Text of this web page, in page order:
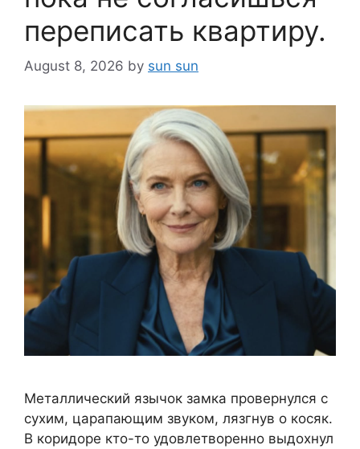
переписать квартиру.
August 8, 2026 by sun sun
Металлический язычок замка провернулся с
сухим, царапающим звуком, лязгнув о косяк.
В коридоре кто-то удовлетворенно выдохнул